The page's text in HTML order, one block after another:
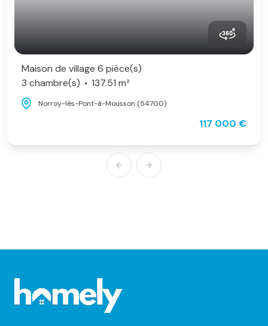
Maison de village 6 pièce(s)
3 chambre(s)
137.51 m²
Norroy-lès-Pont-à-Mousson (54700)
117 000 €